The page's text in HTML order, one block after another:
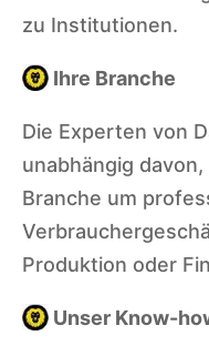
zu Institutionen.
Ihre Branche
Die Experten von
unabhängig
Branche um
Produktion oder
Unser Know-
zierung